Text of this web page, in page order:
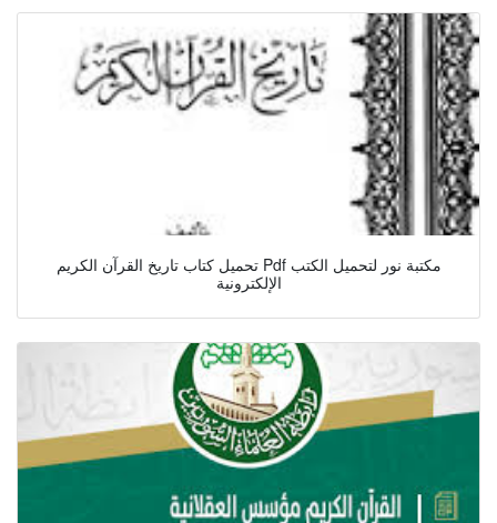
تحميل كتاب تاريخ القرآن الكريم Pdf مكتبة نور لتحميل الكتب
الإلكترونية